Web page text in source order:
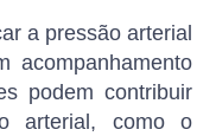
a pressão arterial
acompanhamento
podem contribuir
arterial, como o